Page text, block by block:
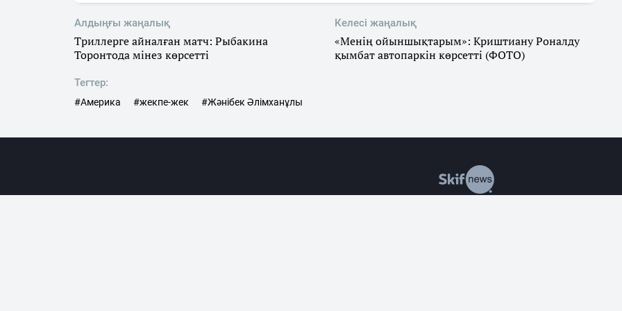
Алдыңғы жаңалық
Триллерге айналған матч: Рыбакина
Торонтода мінез көрсетті
Келесі жаңалық
«Менің ойыншықтарым»: Криштиану Роналду
қымбат автопаркін көрсетті (ФОТО)
Тегтер:
#Америка #жекпе-жек #Жәнібек Әлімханұлы